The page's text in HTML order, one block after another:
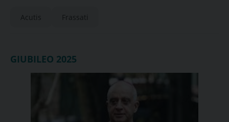
Acutis Frassati
GIUBILEO 2025